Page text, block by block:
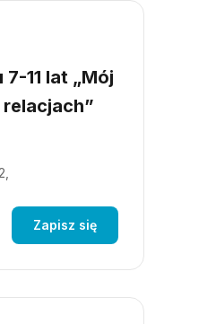
11 lat „Mój
Zapisz się